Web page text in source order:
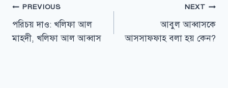
Post
navigation
PREVIOUS
পরিচয় দাও: খলিফা আল
মাহদী, খলিফা আল আব্বাস
NEXT
আবুল আব্বাসকে
আসসাফফাহ বলা হয় কেন?